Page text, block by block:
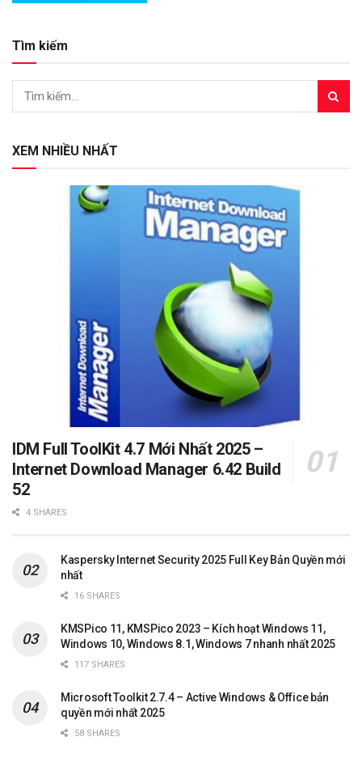
Tìm kiếm
XEM NHIỀU NHẤT
IDM Full ToolKit 4.7 Mới Nhất 2025 –
Internet Download Manager 6.42 Build
52
4 SHARES
Kaspersky Internet Security 2025 Full Key Bản Quyền mới
nhất
16 SHARES
KMSPico 11, KMSPico 2023 – Kích hoạt Windows 11,
Windows 10, Windows 8.1, Windows 7 nhanh nhất 2025
117 SHARES
Microsoft Toolkit 2.7.4 – Active Windows & Office bản
quyền mới nhất 2025
58 SHARES